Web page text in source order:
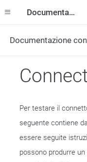
Documentazione
Documentazione
Per testare il
seguente contiene
essere seguite
possono produrre